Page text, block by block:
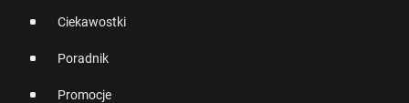
Ciekawostki
Poradnik
Promocje